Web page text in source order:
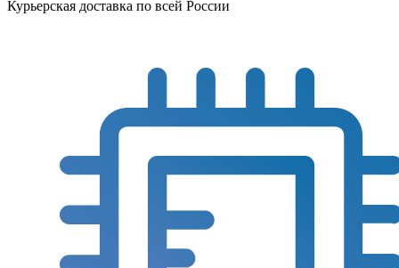
Курьерская доставка по всей России